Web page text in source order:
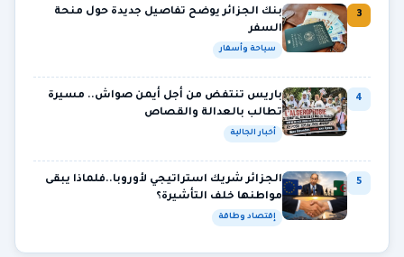
3
بنك الجزائر يوضح تفاصيل جديدة حول منحة
السفر
سياحة وأسفار
4
باريس تنتفض من أجل أيمن صواش.. مسيرة
تطالب بالعدالة والقصاص
أخبار الجالية
5
الجزائر شريك استراتيجي لأوروبا..فلماذا يبقى
مواطنها خلف التأشيرة؟
إقتصاد وطاقة